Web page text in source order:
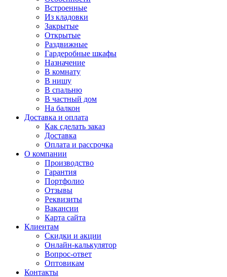
Встроенные
Из кладовки
Закрытые
Открытые
Раздвижные
Гардеробные шкафы
Назначение
В комнату
В нишу
В спальню
В частный дом
На балкон
Доставка и оплата
Как сделать заказ
Доставка
Оплата и рассрочка
О компании
Производство
Гарантия
Портфолио
Отзывы
Реквизиты
Вакансии
Карта сайта
Клиентам
Скидки и акции
Онлайн-калькулятор
Вопрос-ответ
Оптовикам
Контакты